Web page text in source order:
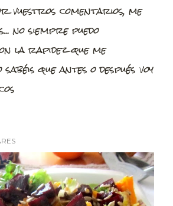
vuestros comentarios, me
no siempre puedo
la rapidez que me
que antes o después voy